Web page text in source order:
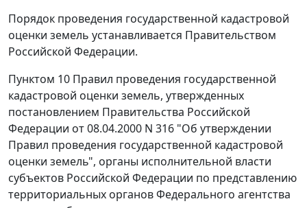
Порядок проведения государственной кадастровой
оценки земель устанавливается Правительством
Российской Федерации.
Пунктом 10 Правил проведения государственной
кадастровой оценки земель, утвержденных
постановлением Правительства Российской
Федерации от 08.04.2000 N 316 "Об утверждении
Правил проведения государственной кадастровой
оценки земель", органы исполнительной власти
субъектов Российской Федерации по представлению
территориальных органов Федерального агентства